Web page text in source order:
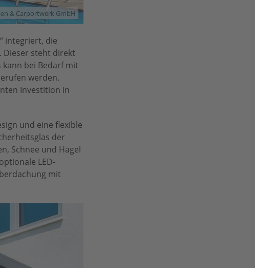
& Carportwerk GmbH
integriert, die
Dieser steht direkt
bei Bedarf mit
werden.
Investition in
und eine flexible
der
Schnee und Hagel
LED-
mit